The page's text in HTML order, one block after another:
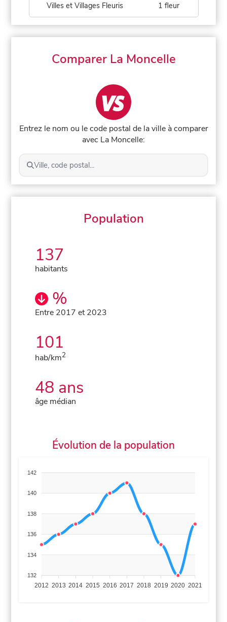
Villes et Villages Fleuris 1 fleur
Comparer La Moncelle
Entrez le nom ou le code postal de la ville à comparer
avec La Moncelle:
Ville, code postal...
Population
137
habitants
%
Entre 2017 et 2023
101
hab/km2
48 ans
âge médian
Évolution de la population
142
140
138
136
134
132
2012 2013 2014 2015 2016 2017 2018 2019 2020 2021